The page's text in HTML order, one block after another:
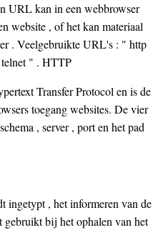
URL kan in een webbrowser
website , of het kan materiaal
. Veelgebruikte URL's : " http
" . HTTP
Transfer Protocol en is de
toegang websites. De vier
, server , port en het pad
ingetypt , het informeren van de
bij het ophalen van het